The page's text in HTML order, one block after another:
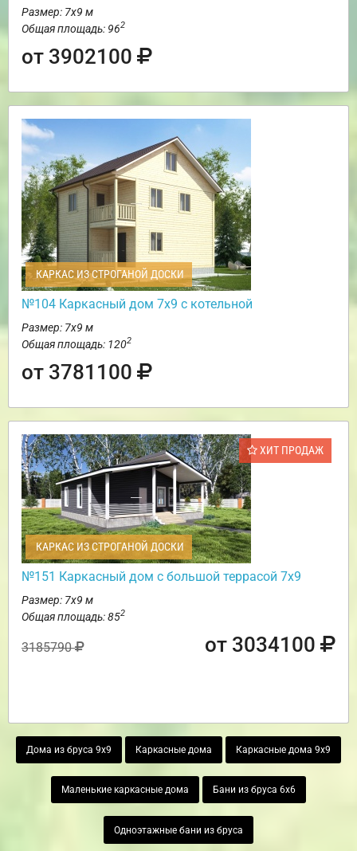
Размер: 7х9 м
Общая площадь: 962
от 3902100
КАРКАС ИЗ СТРОГАНОЙ ДОСКИ
№104 Каркасный дом 7х9 с котельной
Размер: 7х9 м
Общая площадь: 1202
от 3781100
ХИТ ПРОДАЖ
КАРКАС ИЗ СТРОГАНОЙ ДОСКИ
№151 Каркасный дом с большой террасой 7х9
Размер: 7х9 м
Общая площадь: 852
3185790 от 3034100
Дома из бруса 9х9 Каркасные дома Каркасные дома 9х9
Маленькие каркасные дома Бани из бруса 6х6
Одноэтажные бани из бруса